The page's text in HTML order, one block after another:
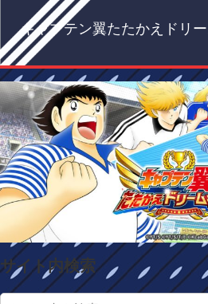
キャプテン翼たたかえドリ
サイト内検索